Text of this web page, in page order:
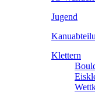
Jugend
Klettern